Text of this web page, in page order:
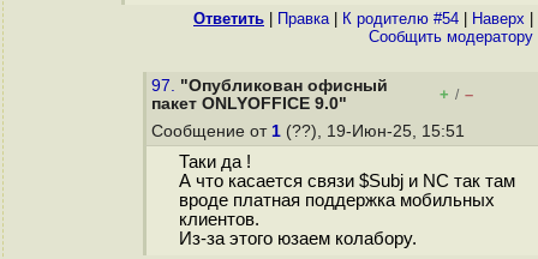
Ответить Правка| К родителю #54 Наверх
Cообщить модератору
97. "Опубликован офисный
пакет ONLYOFFICE 9.0"
+ / –
Сообщение от 1 (??), 19-Июн-25, 15:51
Таки да !
А что касается связи $Subj и NC так там
вроде платная поддержка мобильных
клиентов.
Из-за этого юзаем колабору.